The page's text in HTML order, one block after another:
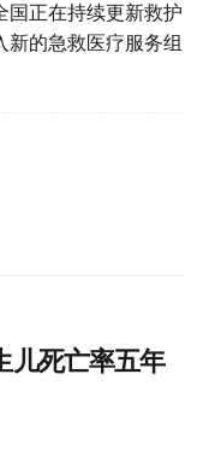
国正在持续更新救护
新的急救医疗服务组
儿死亡率五年